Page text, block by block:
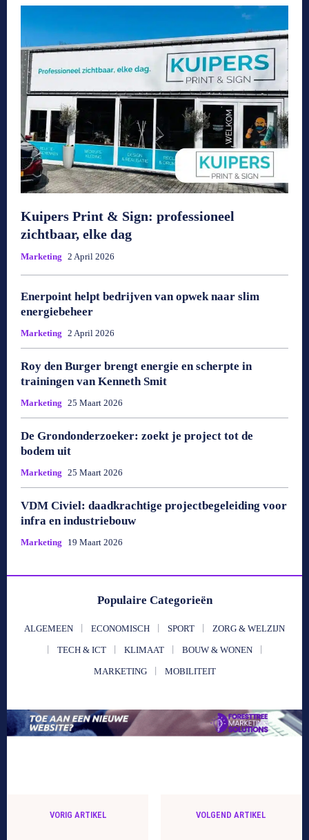
Kuipers Print & Sign: professioneel
zichtbaar, elke dag
Marketing 2 April 2026
Enerpoint helpt bedrijven van opwek naar slim
energiebeheer
Marketing 2 April 2026
Roy den Burger brengt energie en scherpte in
trainingen van Kenneth Smit
Marketing 25 Maart 2026
De Grondonderzoeker: zoekt je project tot de
bodem uit
Marketing 25 Maart 2026
VDM Civiel: daadkrachtige projectbegeleiding voor
infra en industriebouw
Marketing 19 Maart 2026
Populaire Categorieën
ALGEMEEN ECONOMISCH SPORT ZORG & WELZIJN
TECH & ICT KLIMAAT BOUW & WONEN
MARKETING MOBILITEIT
VORIG ARTIKEL VOLGEND ARTIKEL